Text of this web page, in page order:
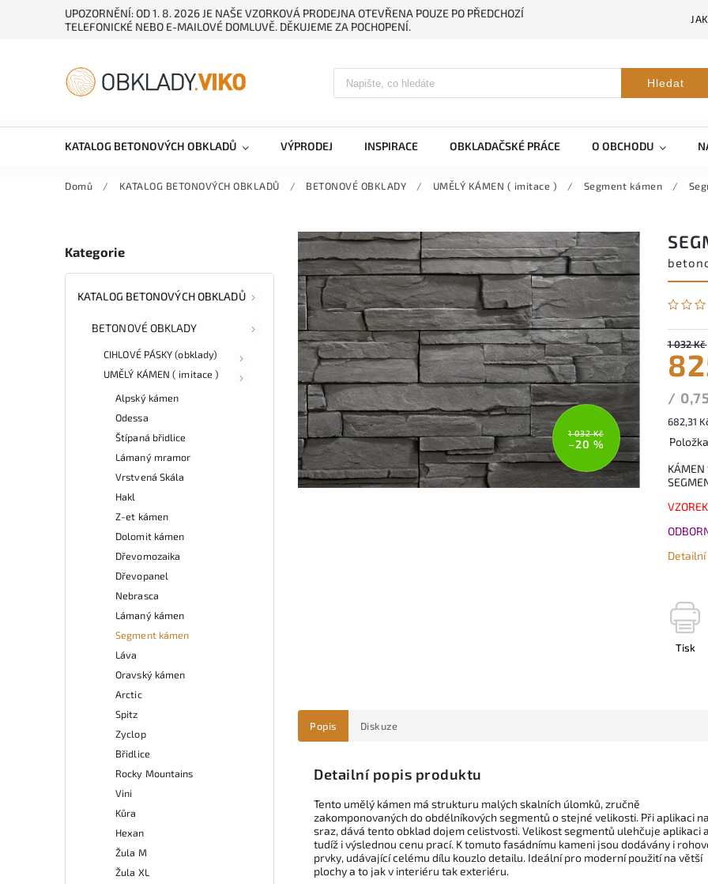
UPOZORNĚNÍ: OD 1. 8. 2026 JE NAŠE VZORKOVÁ PRODEJNA OTEVŘENA POUZE PO PŘEDCHOZÍ
TELEFONICKÉ NEBO E-MAILOVÉ DOMLUVĚ. DĚKUJEME ZA POCHOPENÍ.
Hledat
KATALOG BETONOVÝCH OBKLADŮ VÝPRODEJ INSPIRACE OBKLADAČSKÉ PRÁCE O OBCHODU
Domů / KATALOG BETONOVÝCH OBKLADŮ / BETONOVÉ OBKLADY / UMĚLÝ KÁMEN ( imitace ) / Segment kámen /
Kategorie
KATALOG BETONOVÝCH OBKLADŮ
BETONOVÉ OBKLADY
CIHLOVÉ PÁSKY (obklady)
UMĚLÝ KÁMEN ( imitace )
Alpský kámen
Odessa
Štípaná břidlice
Lámaný mramor
Vrstvená Skála
Hakl
Z-et kámen
Dolomit kámen
Dřevomozaika
Dřevopanel
Nebrasca
Lámaný kámen
Segment kámen
Láva
Oravský kámen
Arctic
Spitz
Zyclop
Břidlice
Rocky Mountains
Vini
Kůra
Hexan
Žula M
Žula XL
1 032 Kč
–20 %
1 032 Kč
/
682,31
KÁMEN
Tisk
Popis Diskuze
Detailní popis produktu
Tento umělý kámen má strukturu malých skalních úlomků, zručně
zakomponovaných do obdélníkových segmentů o stejné velikosti. Při aplikaci na
sraz, dává tento obklad dojem celistvosti. Velikost segmentů ulehčuje aplikaci a
tudíž i výslednou cenu prací. K tomuto fasádnímu kameni jsou dodávány i
prvky, udávající celému dílu kouzlo detailu. Ideální pro moderní použití na větší
plochy a to jak v interiéru tak exteriéru.